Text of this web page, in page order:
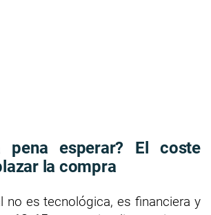
pena esperar? El coste
la compra
no es tecnológica, es financiera y